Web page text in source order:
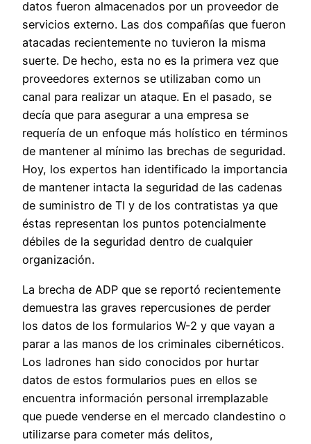
datos fueron almacenados por un proveedor de
servicios externo. Las dos compañías que fueron
atacadas recientemente no tuvieron la misma
suerte. De hecho, esta no es la primera vez que
proveedores externos se utilizaban como un
canal para realizar un ataque. En el pasado, se
decía que para asegurar a una empresa se
requería de un enfoque más holístico en términos
de mantener al mínimo las brechas de seguridad.
Hoy, los expertos han identificado la importancia
de mantener intacta la seguridad de las cadenas
de suministro de TI y de los contratistas ya que
éstas representan los puntos potencialmente
débiles de la seguridad dentro de cualquier
organización.
La brecha de ADP que se reportó recientemente
demuestra las graves repercusiones de perder
los datos de los formularios W-2 y que vayan a
parar a las manos de los criminales cibernéticos.
Los ladrones han sido conocidos por hurtar
datos de estos formularios pues en ellos se
encuentra información personal irremplazable
que puede venderse en el mercado clandestino o
utilizarse para cometer más delitos,